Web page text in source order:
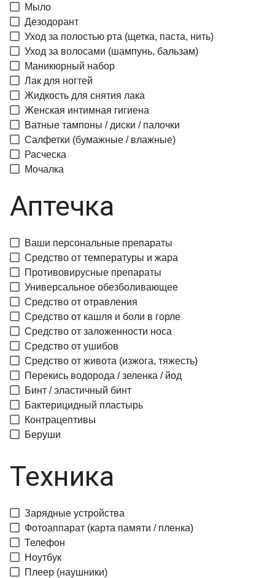
Мыло
Дезодорант
Уход за полостью рта (щетка, паста, нить)
Уход за волосами (шампунь, бальзам)
Маникюрный набор
Лак для ногтей
Жидкость для снятия лака
Женская интимная гигиена
Ватные тампоны / диски / палочки
Салфетки (бумажные / влажные)
Расческа
Мочалка
Аптечка
Ваши персональные препараты
Средство от температуры и жара
Противовирусные препараты
Универсальное обезболивающее
Средство от отравления
Средство от кашля и боли в горле
Средство от заложенности носа
Средство от ушибов
Средство от живота (изжога, тяжесть)
Перекись водорода / зеленка / йод
Бинт / эластичный бинт
Бактерицидный пластырь
Контрацептивы
Беруши
Техника
Зарядные устройства
Фотоаппарат (карта памяти / пленка)
Телефон
Ноутбук
Плеер (наушники)